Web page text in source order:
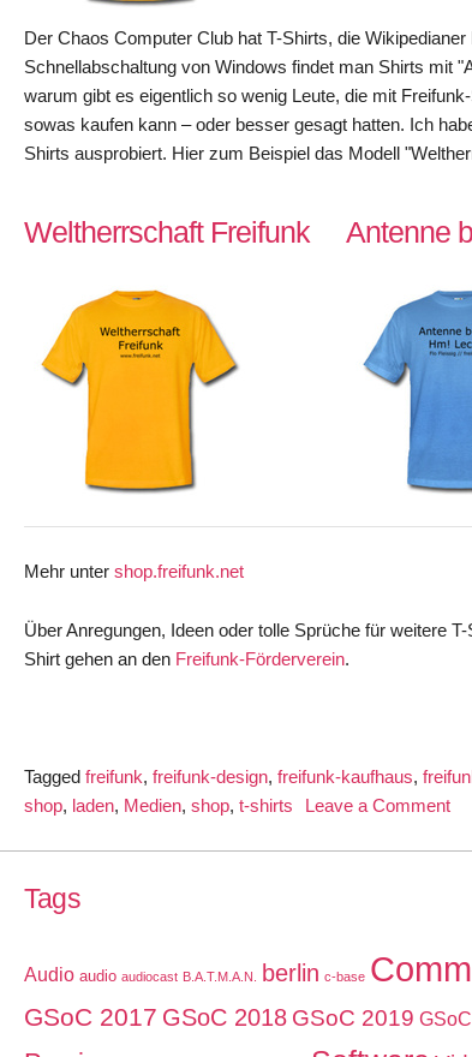
Der Chaos Computer Club hat T-Shirts, die
Schnellabschaltung von Windows findet man Shirts mit
warum gibt es eigentlich so wenig Leute, die mit
sowas kaufen kann – oder besser gesagt hatten. Ich
Shirts ausprobiert. Hier zum Beispiel das Modell
Weltherrschaft Freifunk Antenne
Mehr unter shop.freifunk.net
Über Anregungen, Ideen oder tolle Sprüche für weitere
Shirt gehen an den Freifunk-Förderverein.
Tagged freifunk, freifunk-design, freifunk-kaufhaus,
shop, laden, Medien, shop, t-shirts Leave a Commenton
Tags
Audio audio audiocast B.A.T.M.A.N. berlin c-base
GSoC 2017 GSoC 2018 GSoC 2019